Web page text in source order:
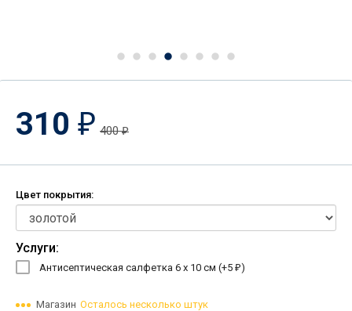
310 ₽ 400₽
Цвет покрытия:
Услуги:
Антисептическая салфетка 6 х 10 см (+5 ₽)
Магазин Осталось несколько штук